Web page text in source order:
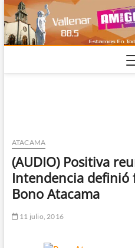
Saltar
al
contenido
ATACAMA
(AUDIO) Positiva
Intendencia definió
Bono Atacama
11 julio, 2016